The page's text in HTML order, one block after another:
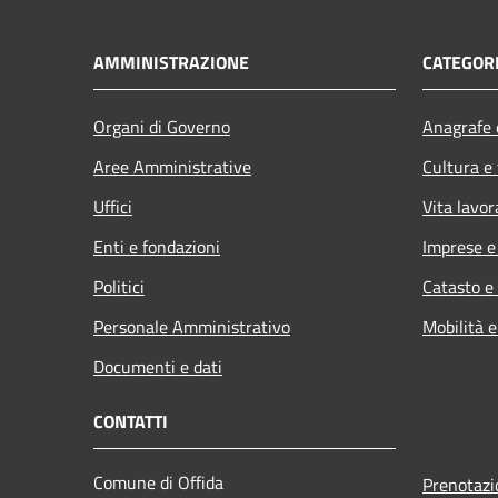
AMMINISTRAZIONE
Organi di Governo
Aree Amministrative
Uffici
Enti e fondazioni
Politici
Personale Amministrativo
Documenti e dati
Cultura
Vita
Imprese
Catasto
Mobilità
CONTATTI
Comune di Offida